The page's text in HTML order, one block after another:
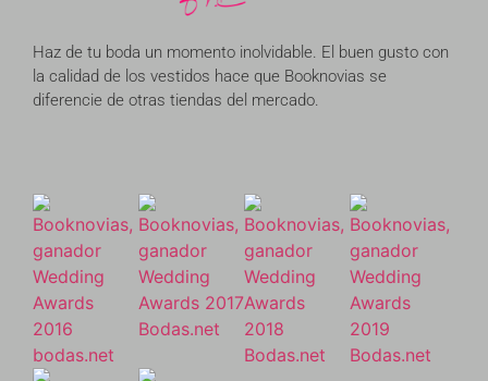
Haz de tu boda un momento inolvidable. El buen gusto con
la calidad de los vestidos hace que Booknovias se
diferencie de otras tiendas del mercado.